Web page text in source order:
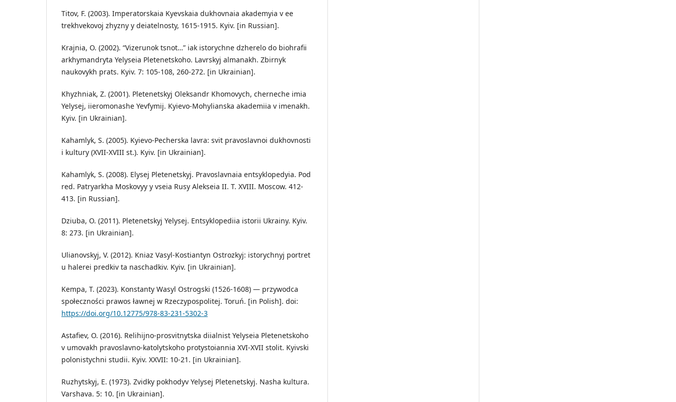
Titov, F. (2003). Imperatorskaia Kyevskaia dukhovnaia akademyia v ee
trekhvekovoj zhyzny y deiatelnosty, 1615-1915. Kyiv. [in Russian].
Krajnia, O. (2002). “Vizerunok tsnot…” iak istorychne dzherelo do biohrafii
arkhymandryta Yelyseia Pletenetskoho. Lavrskyj almanakh. Zbirnyk
naukovykh prats. Kyiv. 7: 105-108, 260-272. [in Ukrainian].
Khyzhniak, Z. (2001). Pletenetskyj Oleksandr Khomovych, cherneche imia
Yelysej, iieromonashe Yevfymij. Kyievo-Mohylianska akademiia v imenakh.
Kyiv. [in Ukrainian].
Kahamlyk, S. (2005). Kyievo-Pecherska lavra: svit pravoslavnoi dukhovnosti
i kultury (XVII-XVIII st.). Kyiv. [in Ukrainian].
Kahamlyk, S. (2008). Elysej Pletenetskyj. Pravoslavnaia entsyklopedyia. Pod
red. Patryarkha Moskovyy y vseia Rusy Alekseia II. T. XVIII. Moscow. 412-
413. [in Russian].
Dziuba, O. (2011). Pletenetskyj Yelysej. Entsyklopediia istorii Ukrainy. Kyiv.
8: 273. [in Ukrainian].
Ulianovskyj, V. (2012). Kniaz Vasyl-Kostiantyn Ostrozkyj: istorychnyj portret
u halerei predkiv ta naschadkiv. Kyiv. [in Ukrainian].
Kempa, T. (2023). Konstanty Wasyl Ostrogski (1526-1608) — przywodca
społeczności prawos ławnej w Rzeczypospolitej. Toruń. [in Polish]. doi:
https://doi.org/10.12775/978-83-231-5302-3
Astafiev, O. (2016). Relihijno-prosvitnytska diialnist Yelyseia Pletenetskoho
v umovakh pravoslavno-katolytskoho protystoiannia XVI-XVII stolit. Kyivski
polonistychni studii. Kyiv. XXVII: 10-21. [in Ukrainian].
Ruzhytskyj, E. (1973). Zvidky pokhodyv Yelysej Pletenetskyj. Nasha kultura.
Varshava. 5: 10. [in Ukrainian].